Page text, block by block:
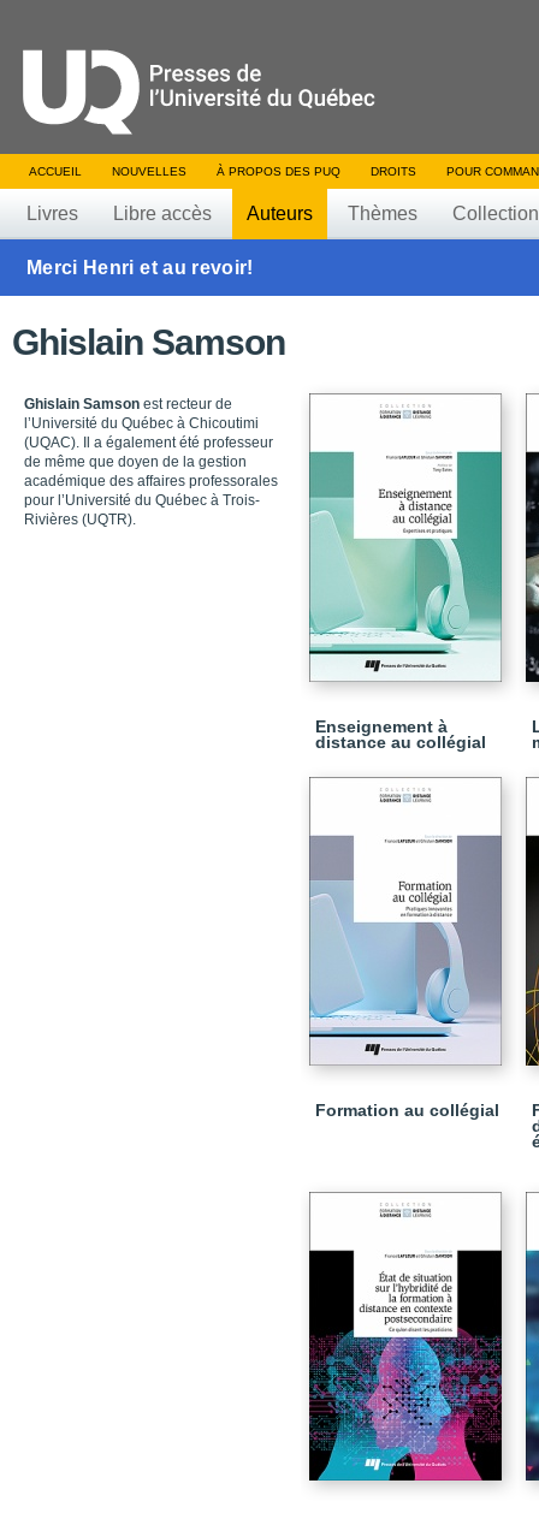
ACCUEIL NOUVELLES À PROPOS DES PUQ DROITS POUR
Livres Libre accès Auteurs Thèmes
Merci Henri et au revoir!
Ghislain Samson
Ghislain Samson est recteur de
l’Université du Québec à Chicoutimi
(UQAC). Il a également été professeur
de même que doyen de la gestion
académique des affaires professorales
pour l’Université du Québec à Trois-
Rivières (UQTR).
Enseignement à
distance au collégial
Formation au collégial